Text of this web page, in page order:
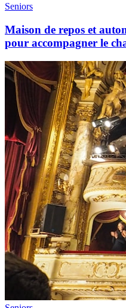
Seniors
Maison de repos et
pour accompagner le